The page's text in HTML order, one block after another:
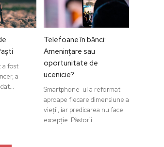
a fost
a
Telefoane în bănci:
Amenințare sau
oportunitate de
ucenicie?
Smartphone-ul a reformat
aproape fiecare dimensiune a
vieții, iar predicarea nu face
excepție. Păstorii...